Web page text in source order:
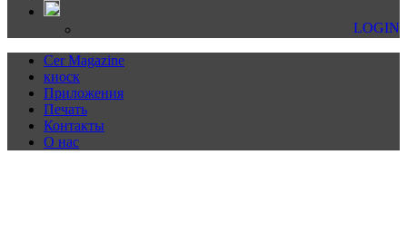
LOGIN
Cer Magazine
киоск
Приложения
Печать
Контакты
О нас